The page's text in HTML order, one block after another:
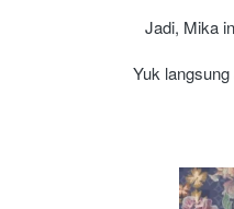
Jadi, Mika
Yuk